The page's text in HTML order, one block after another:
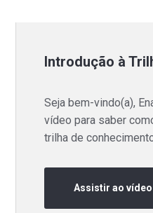
Introdução à
Seja bem-vindo(a),
vídeo para saber
trilha de
Assistir ao vídeo